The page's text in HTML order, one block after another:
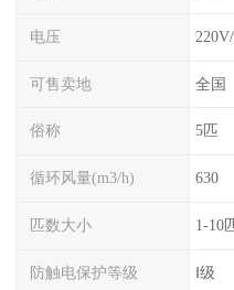
电压
可售卖地 全国
俗称 5匹
循环风量(m3/h) 630
匹数大小 1-10
防触电保护等级 Ⅰ级